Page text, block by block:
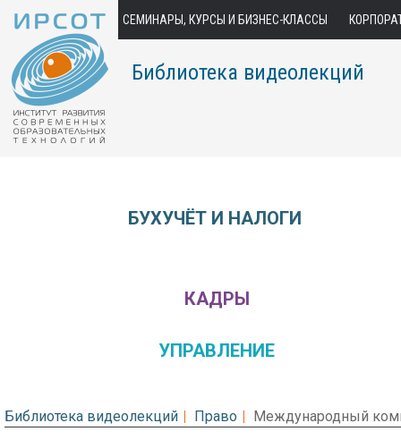
СЕМИНАРЫ, КУРСЫ И БИЗНЕС-КЛАССЫ
Библиотека видеолекций
БУХУЧЁТ И НАЛОГИ
КАДРЫ
УПРАВЛЕНИЕ
Библиотека видеолекций Право Международный